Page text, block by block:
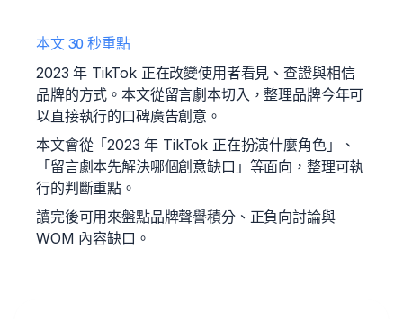
本文 30 秒重點
2023 年 TikTok 正在改變使用者看見、查證與相信
品牌的方式。本文從留言劇本切入，整理品牌今年可
以直接執行的口碑廣告創意。
本文會從「2023 年 TikTok 正在扮演什麼角色」、
「留言劇本先解決哪個創意缺口」等面向，整理可執
行的判斷重點。
讀完後可用來盤點品牌聲譽積分、正負向討論與
WOM 內容缺口。